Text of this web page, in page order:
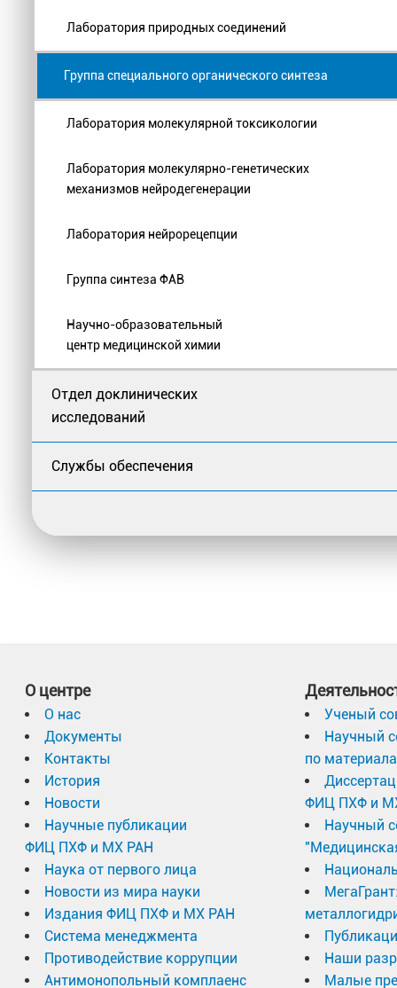
Лаборатория природных соединений
Группа специального органического синтеза
Лаборатория молекулярной токсикологии
Лаборатория молекулярно-генетических
механизмов нейродегенерации
Лаборатория нейрорецепции
Группа синтеза ФАВ
Научно-образовательный
центр медицинской химии
Отдел доклинических
исследований
Службы обеспечения
О центре
О нас
Документы
Контакты
История
Новости
Научные публикации
ФИЦ ПХФ и МХ РАН
Наука от первого лица
Новости из мира науки
Издания ФИЦ ПХФ и МХ РАН
Система менеджмента
Противодействие коррупции
Антимонопольный комплаенс
Ученый
Научный
по
ФИЦ ПХФ и
Научный
Наши
Малые